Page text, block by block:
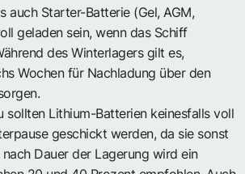
auch Starter-Batterie (Gel, AGM,
geladen sein, wenn das Schiff
des Winterlagers gilt es,
Wochen für Nachladung über den
sollten Lithium-Batterien keinesfalls voll
geschickt werden, da sie sonst
Dauer der Lagerung wird ein